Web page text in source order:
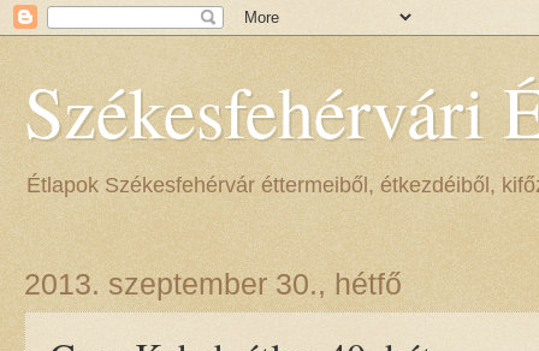
Székesfehérvári
Étlapok Székesfehérvár éttermeiből, étkezdéiből,
2013. szeptember 30., hétfő